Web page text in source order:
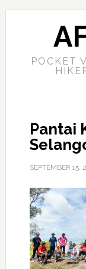
POCKET
Pantai
SEPTEMBER 15,